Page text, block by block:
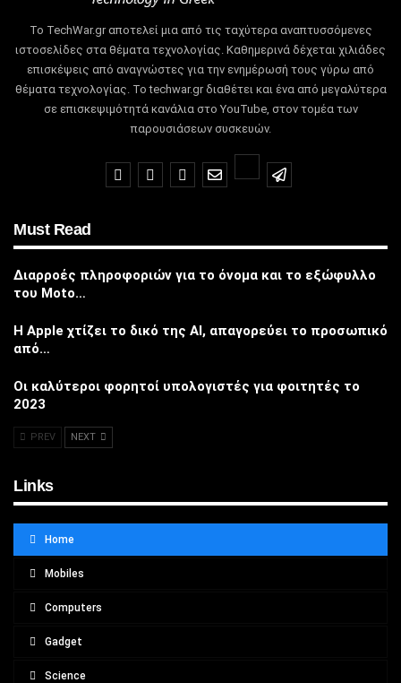
Το TechWar.gr αποτελεί μια από τις ταχύτερα αναπτυσσόμενες
ιστοσελίδες στα θέματα τεχνολογίας. Καθημερινά δέχεται χιλιάδες
επισκέψεις από αναγνώστες για την ενημέρωσή τους γύρω από
θέματα τεχνολογίας. Το techwar.gr διαθέτει και ένα από μεγαλύτερα
σε επισκεψιμότητά κανάλια στο YouTube, στον τομέα των
παρουσιάσεων συσκευών.
Must Read
Διαρροές πληροφοριών για το όνομα και το εξώφυλλο
του Moto…
Η Apple χτίζει το δικό της AI, απαγορεύει το προσωπικό
από…
Οι καλύτεροι φορητοί υπολογιστές για φοιτητές το
2023
PREV NEXT
Links
Home
Mobiles
Computers
Gadget
Science